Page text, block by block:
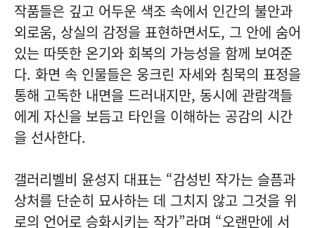
작품들은 깊고 어두운 색조 속에서 인간의 불안과
외로움, 상실의 감정을 표현하면서도, 그 안에 숨어
있는 따뜻한 온기와 회복의 가능성을 함께 보여준
다. 화면 속 인물들은 웅크린 자세와 침묵의 표정을
통해 고독한 내면을 드러내지만, 동시에 관람객들
에게 자신을 보듬고 타인을 이해하는 공감의 시간
을 선사한다.
갤러리벨비 윤성지 대표는 “감성빈 작가는 슬픔과
상처를 단순히 묘사하는 데 그치지 않고 그것을 위
로의 언어로 승화시키는 작가”라며 “오랜만에 서